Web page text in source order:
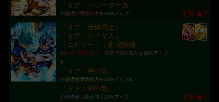
「タグ：ベジータ一族」
の基礎打撃防御力 を18%アップ ZⅣ★7
「タグ：合体戦士」
「タグ：サイヤ人」
「エピソード：劇場版編」
の基礎打撃攻撃力 ・ 基礎打撃防御力 を38%アップ
&
「タグ：神の気」
の基礎射撃防御力 を18%アップ&
「タグ：神の気」
の基礎体力最大値 を10%アップ ZⅣ★7